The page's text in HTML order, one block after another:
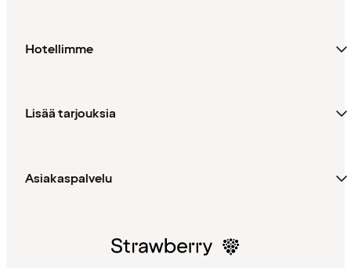
Hotellimme
Lisää tarjouksia
Asiakaspalvelu